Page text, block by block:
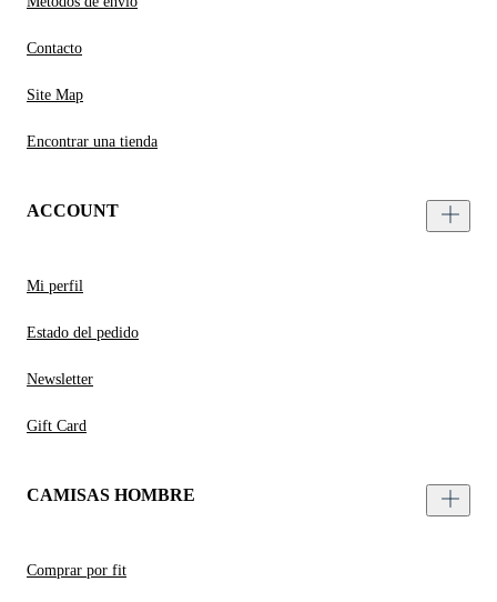
Contacto
Site Map
Encontrar una tienda
ACCOUNT
Mi perfil
Estado del pedido
Newsletter
Gift Card
CAMISAS HOMBRE
Comprar por fit